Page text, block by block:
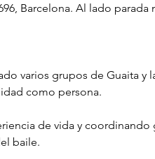
Barcelona. Al lado parada
varios grupos de Guaita y
como persona.
de vida y coordinando
baile.